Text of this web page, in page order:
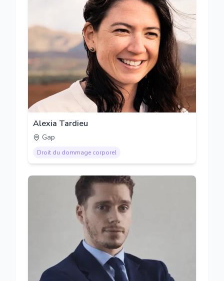
Alexia Tardieu
Gap
Droit du dommage corporel